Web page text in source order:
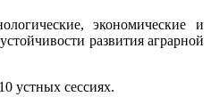
экономические и
развития аграрной
устных сессиях.